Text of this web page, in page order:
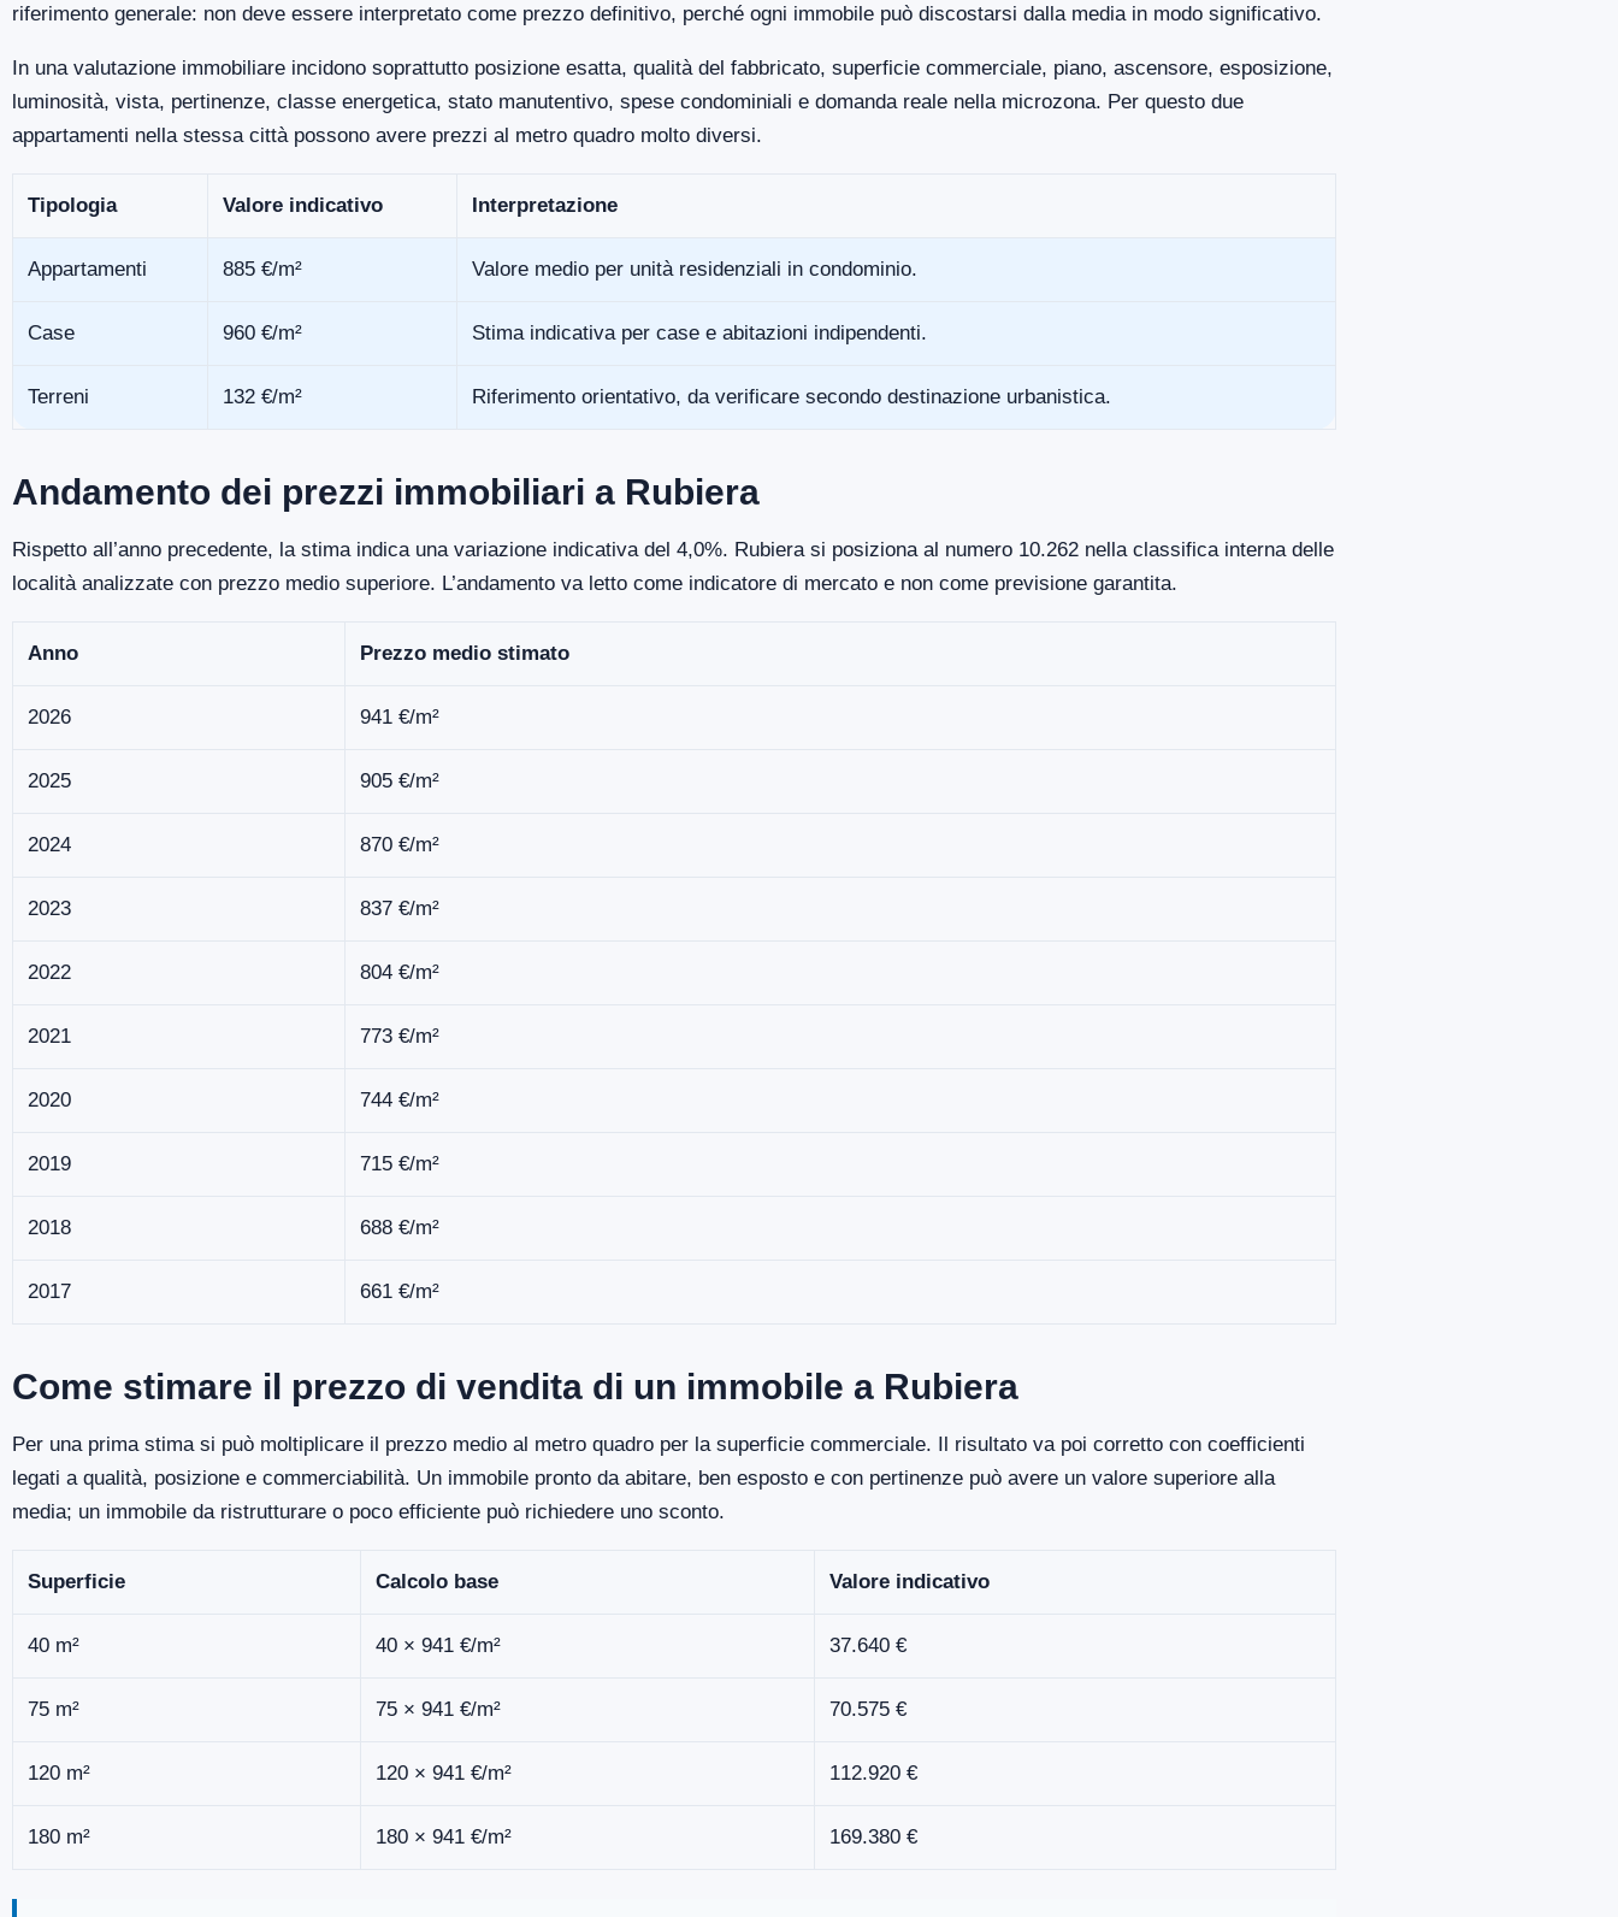
riferimento generale: non deve essere interpretato come prezzo definitivo, perché ogni immobile può discostarsi dalla media in modo significativo.
In una valutazione immobiliare incidono soprattutto posizione esatta, qualità del fabbricato, superficie commerciale, piano, ascensore, esposizione,
luminosità, vista, pertinenze, classe energetica, stato manutentivo, spese condominiali e domanda reale nella microzona. Per questo due
appartamenti nella stessa città possono avere prezzi al metro quadro molto diversi.
Tipologia Valore indicativo Interpretazione
Appartamenti 885 €/m² Valore medio per unità residenziali in condominio.
Case 960 €/m² Stima indicativa per case e abitazioni indipendenti.
Terreni 132 €/m² Riferimento orientativo, da verificare secondo destinazione urbanistica.
Andamento dei prezzi immobiliari a Rubiera
Rispetto all’anno precedente, la stima indica una variazione indicativa del 4,0%. Rubiera si posiziona al numero 10.262 nella classifica interna delle
località analizzate con prezzo medio superiore. L’andamento va letto come indicatore di mercato e non come previsione garantita.
Anno Prezzo medio stimato
2026 941 €/m²
2025 905 €/m²
2024 870 €/m²
2023 837 €/m²
2022 804 €/m²
2021 773 €/m²
2020 744 €/m²
2019 715 €/m²
2018 688 €/m²
2017 661 €/m²
Come stimare il prezzo di vendita di un immobile a Rubiera
Per una prima stima si può moltiplicare il prezzo medio al metro quadro per la superficie commerciale. Il risultato va poi corretto con coefficienti
legati a qualità, posizione e commerciabilità. Un immobile pronto da abitare, ben esposto e con pertinenze può avere un valore superiore alla
media; un immobile da ristrutturare o poco efficiente può richiedere uno sconto.
Superficie Calcolo base Valore indicativo
40 m² 40 × 941 €/m² 37.640 €
75 m² 75 × 941 €/m² 70.575 €
120 m² 120 × 941 €/m² 112.920 €
180 m² 180 × 941 €/m² 169.380 €